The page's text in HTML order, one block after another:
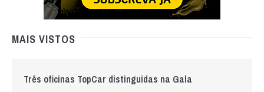
MAIS VISTOS
Três oficinas TopCar distinguidas na Gala